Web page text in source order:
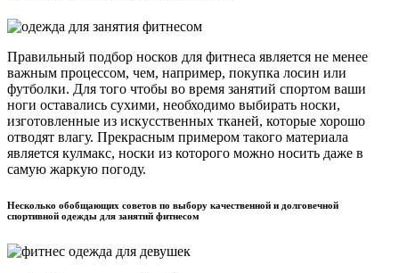
Правильный подбор носков для фитнеса является не менее
важным процессом, чем, например, покупка лосин или
футболки. Для того чтобы во время занятий спортом ваши
ноги оставались сухими, необходимо выбирать носки,
изготовленные из искусственных тканей, которые хорошо
отводят влагу. Прекрасным примером такого материала
является кулмакс, носки из которого можно носить даже в
самую жаркую погоду.
Несколько обобщающих советов по выбору качественной и долговечной
спортивной одежды для занятий фитнесом